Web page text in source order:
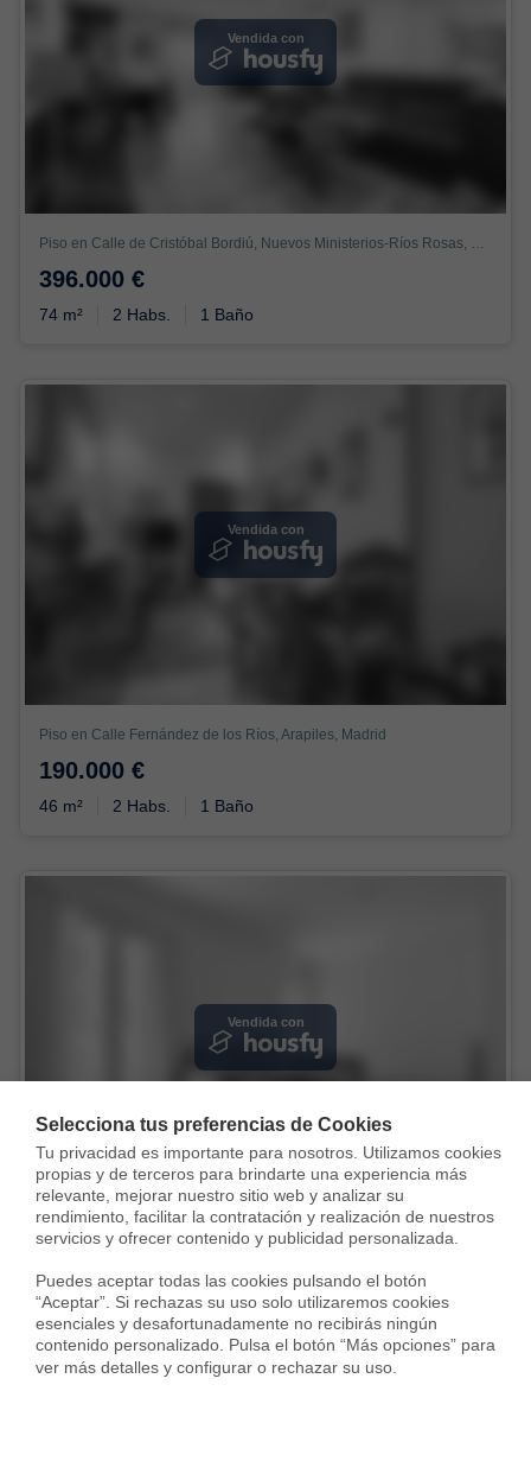
Selecciona tus preferencias de Cookies
Tu privacidad es importante para nosotros. Utilizamos cookies
propias y de terceros para brindarte una experiencia más
relevante, mejorar nuestro sitio web y analizar su
rendimiento, facilitar la contratación y realización de nuestros
servicios y ofrecer contenido y publicidad personalizada.
Puedes aceptar todas las cookies pulsando el botón
“Aceptar”. Si rechazas su uso solo utilizaremos cookies
esenciales y desafortunadamente no recibirás ningún
contenido personalizado. Pulsa el botón “Más opciones” para
ver más detalles y configurar o rechazar su uso.
Vendida con
396.000 €
74 m² 2 Habs. 1 Baño
Vendida con
Piso en Calle Fernández de los Ríos, Arapiles, Madrid
190.000 €
46 m² 2 Habs. 1 Baño
Vendida con
Piso en Calle del Cardenal Cisneros, Trafalgar, Madrid
86 m² 2 Habs. 2 Baños